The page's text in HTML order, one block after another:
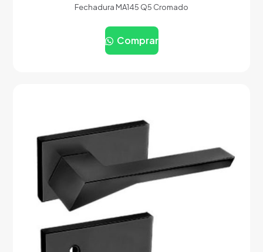
Fechadura MA145 Q5 Cromado
Comprar